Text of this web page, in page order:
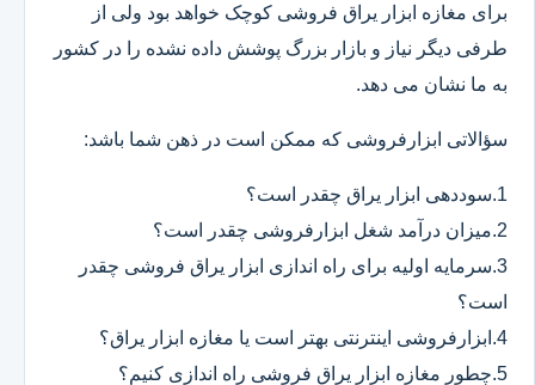
برای مغازه ابزار یراق فروشی کوچک خواهد بود ولی از
طرفی دیگر نیاز و بازار بزرگ پوشش داده نشده را در کشور
به ما نشان می دهد.
سؤالاتی ابزارفروشی که ممکن است در ذهن شما باشد:
1.سوددهی ابزار یراق چقدر است؟
2.میزان درآمد شغل ابزارفروشی چقدر است؟
3.سرمایه اولیه برای راه اندازی ابزار یراق فروشی چقدر
است؟
4.ابزارفروشی اینترنتی بهتر است یا مغازه ابزار یراق؟
5.چطور مغازه ابزار یراق فروشی راه اندازی کنیم؟